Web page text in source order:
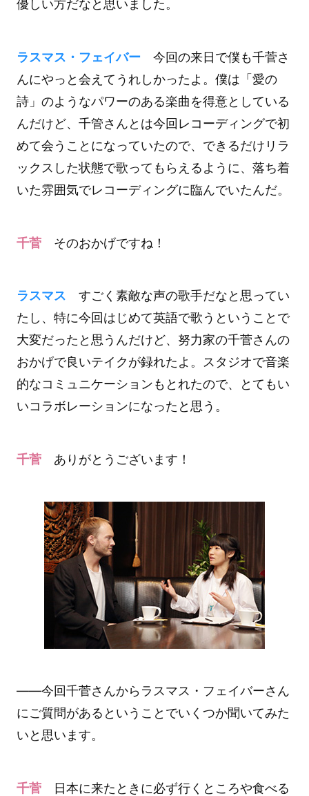
優しい方だなと思いました。
ラスマス・フェイバー今回の来日で僕も千菅さ
んにやっと会えてうれしかったよ。僕は「愛の
詩」のようなパワーのある楽曲を得意としている
んだけど、千管さんとは今回レコーディングで初
めて会うことになっていたので、できるだけリラ
ックスした状態で歌ってもらえるように、落ち着
いた雰囲気でレコーディングに臨んでいたんだ。
千菅そのおかげですね！
ラスマス すごく素敵な声の歌手だなと思ってい
たし、特に今回はじめて英語で歌うということで
大変だったと思うんだけど、努力家の千菅さんの
おかげで良いテイクが録れたよ。スタジオで音楽
的なコミュニケーションもとれたので、とてもい
いコラボレーションになったと思う。
千菅ありがとうございます！
――今回千菅さんからラスマス・フェイバーさん
にご質問があるということでいくつか聞いてみた
いと思います。
千菅日本に来たときに必ず行くところや食べる